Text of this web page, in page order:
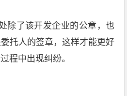
除了该开发企业的公章，也
托人的签章，这样才能更好
程中出现纠纷。